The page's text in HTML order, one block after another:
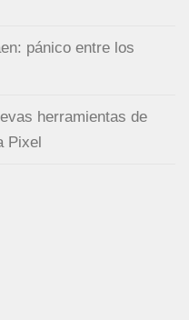
pánico entre los
herramientas de
Pixel